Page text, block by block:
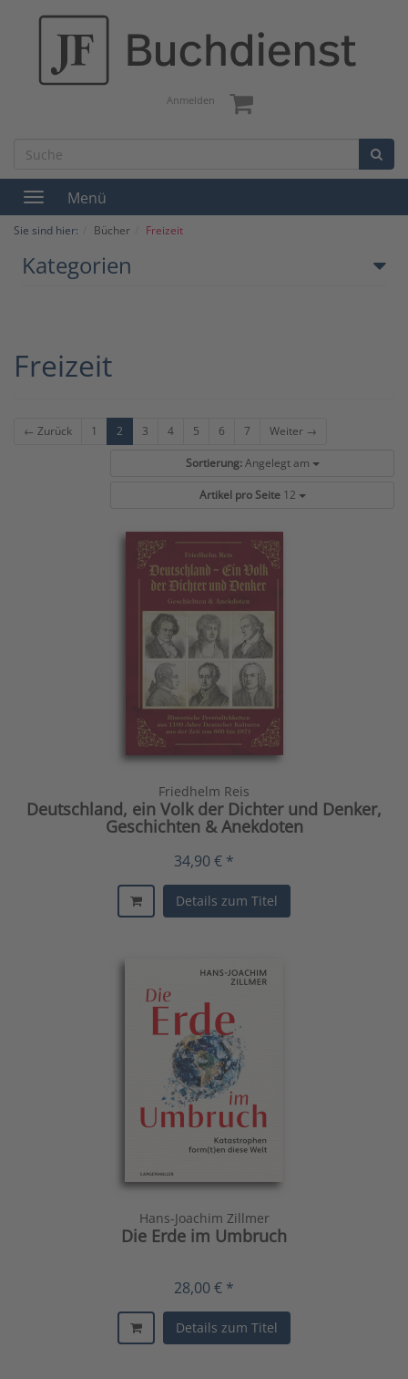
Anmelden
Toggle
navigation
Menü
Sie sind hier: Bücher Freizeit
Kategorien
Freizeit
← Zurück 1 2 3 4 5 6 7 Weiter →
Sortierung: Angelegt am
Artikel pro Seite 12
Friedhelm Reis
Deutschland, ein Volk der Dichter und Denker,
Geschichten & Anekdoten
34,90 € *
Details zum Titel
Hans-Joachim Zillmer
Die Erde im Umbruch
28,00 € *
Details zum Titel